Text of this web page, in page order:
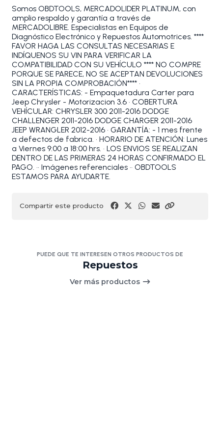
Somos OBDTOOLS, MERCADOLIDER PLATINUM, con
amplio respaldo y garantía a través de
MERCADOLIBRE. Especialistas en Equipos de
Diagnóstico Electrónico y Repuestos Automotrices. ****
FAVOR HAGA LAS CONSULTAS NECESARIAS E
INDÍQUENOS SU VIN PARA VERIFICAR LA
COMPATIBILIDAD CON SU VEHÍCULO **** NO COMPRE
PORQUE SE PARECE, NO SE ACEPTAN DEVOLUCIONES
SIN LA PROPIA COMPROBACIÓN**** •
CARACTERÍSTICAS: - Empaquetadura Carter para
Jeep Chrysler - Motorizacion 3.6 • COBERTURA
VEHÍCULAR: CHRYSLER 300 2011-2016 DODGE
CHALLENGER 2011-2016 DODGE CHARGER 2011-2016
JEEP WRANGLER 2012-2016 • GARANTÍA: - 1 mes frente
a defectos de fabrica. • HORARIO DE ATENCIÓN: Lunes
a Viernes 9:00 a 18:00 hrs. • LOS ENVIOS SE REALIZAN
DENTRO DE LAS PRIMERAS 24 HORAS CONFIRMADO EL
PAGO. •• Imágenes referenciales •• OBDTOOLS
ESTAMOS PARA AYUDARTE.
Compartir este producto
PUEDE QUE TE INTERESEN OTROS PRODUCTOS DE
Repuestos
Ver más productos